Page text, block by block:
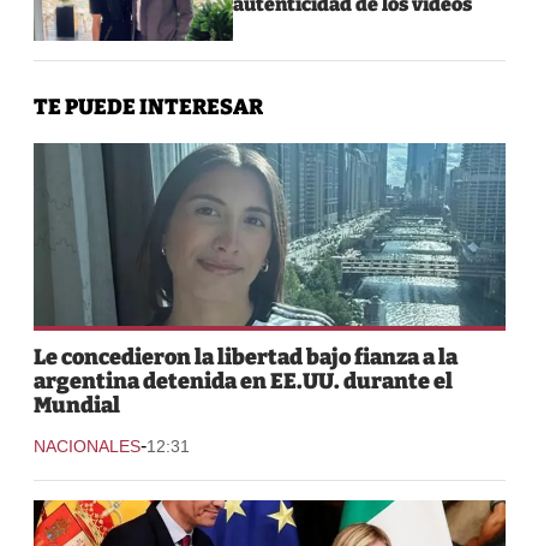
TE PUEDE INTERESAR
Le concedieron la libertad bajo fianza a la
argentina detenida en EE.UU. durante el
Mundial
NACIONALES-12:31